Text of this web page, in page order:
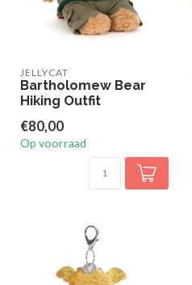
JELLYCAT
Bartholomew Bear
Hiking Outfit
€80,00
Op voorraad